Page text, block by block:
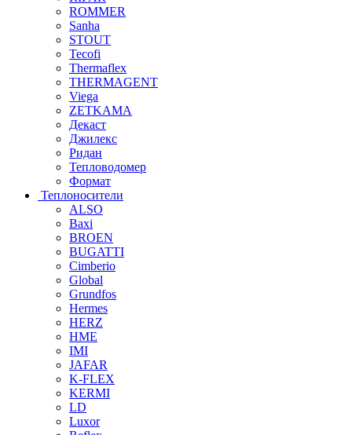
ROMMER
Sanha
STOUT
Tecofi
Thermaflex
THERMAGENT
Viega
ZETKAMA
Декаст
Джилекс
Ридан
Тепловодомер
Формат
Теплоносители
ALSO
Baxi
BROEN
BUGATTI
Cimberio
Global
Grundfos
Hermes
HERZ
HME
IMI
JAFAR
K-FLEX
KERMI
LD
Luxor